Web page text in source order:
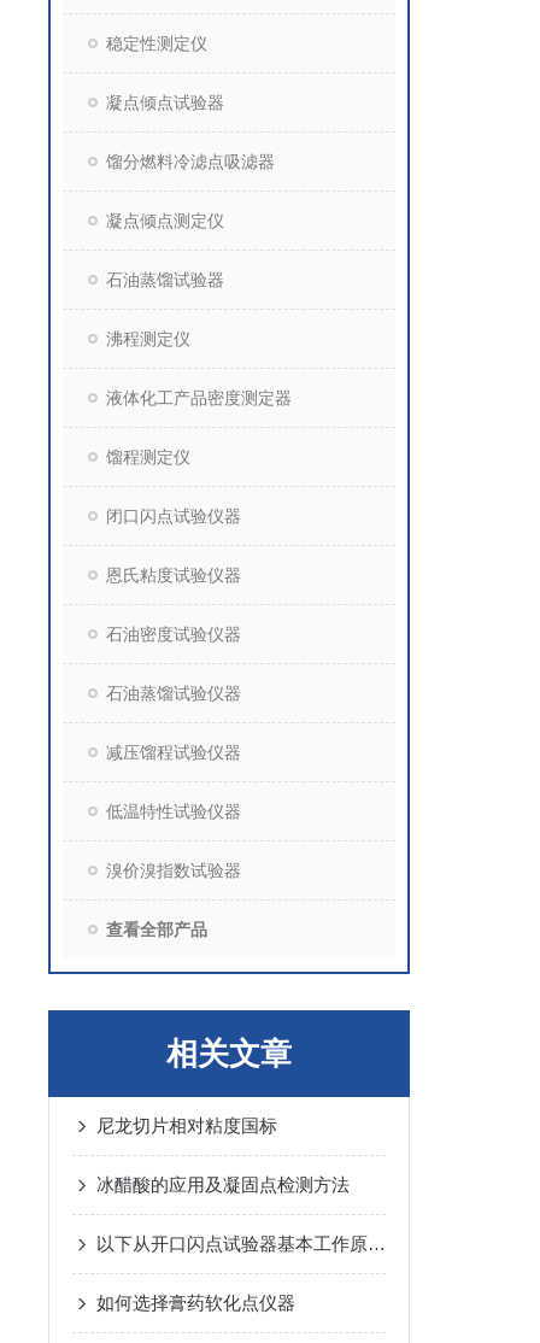
稳定性测定仪
凝点倾点试验器
馏分燃料冷滤点吸滤器
凝点倾点测定仪
石油蒸馏试验器
沸程测定仪
液体化工产品密度测定器
馏程测定仪
闭口闪点试验仪器
恩氏粘度试验仪器
石油密度试验仪器
石油蒸馏试验仪器
减压馏程试验仪器
低温特性试验仪器
溴价溴指数试验器
查看全部产品
相关文章
尼龙切片相对粘度国标
冰醋酸的应用及凝固点检测方法
以下从开口闪点试验器基本工作原理与优点两方面展开解析
如何选择膏药软化点仪器